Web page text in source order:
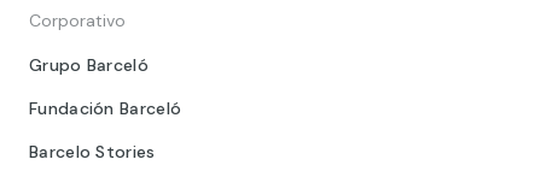
Corporativo
Grupo Barceló
Fundación Barceló
Barcelo Stories